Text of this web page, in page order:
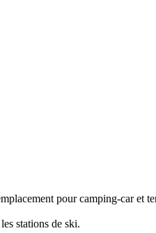
pour camping-car et
stations de ski.